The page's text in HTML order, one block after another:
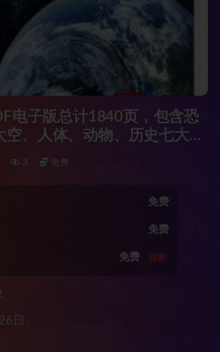
电子版总计1840页，包含恐
、人体、动物、历史七大主
3 免费
免费
免费
免费 推荐
日